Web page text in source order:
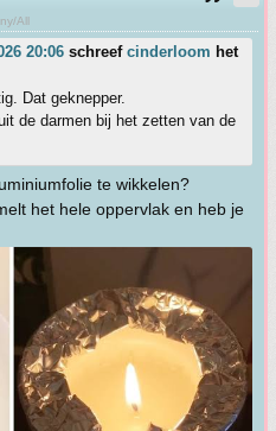
All
20:06 schreef cinderloom het
Dat geknepper.
de darmen bij het zetten van de
te wikkelen?
het hele oppervlak en heb je